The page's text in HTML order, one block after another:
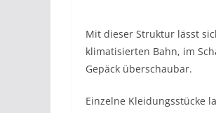
Mit dieser Struktur lässt
klimatisierten Bahn, im
Gepäck überschaubar.
Einzelne Kleidungsstücke